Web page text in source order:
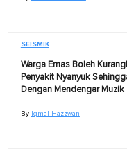
SEISMIK
Warga Emas Boleh
Penyakit Nyanyuk
Dengan Mendengar Muzik
By Iqmal Hazzwan